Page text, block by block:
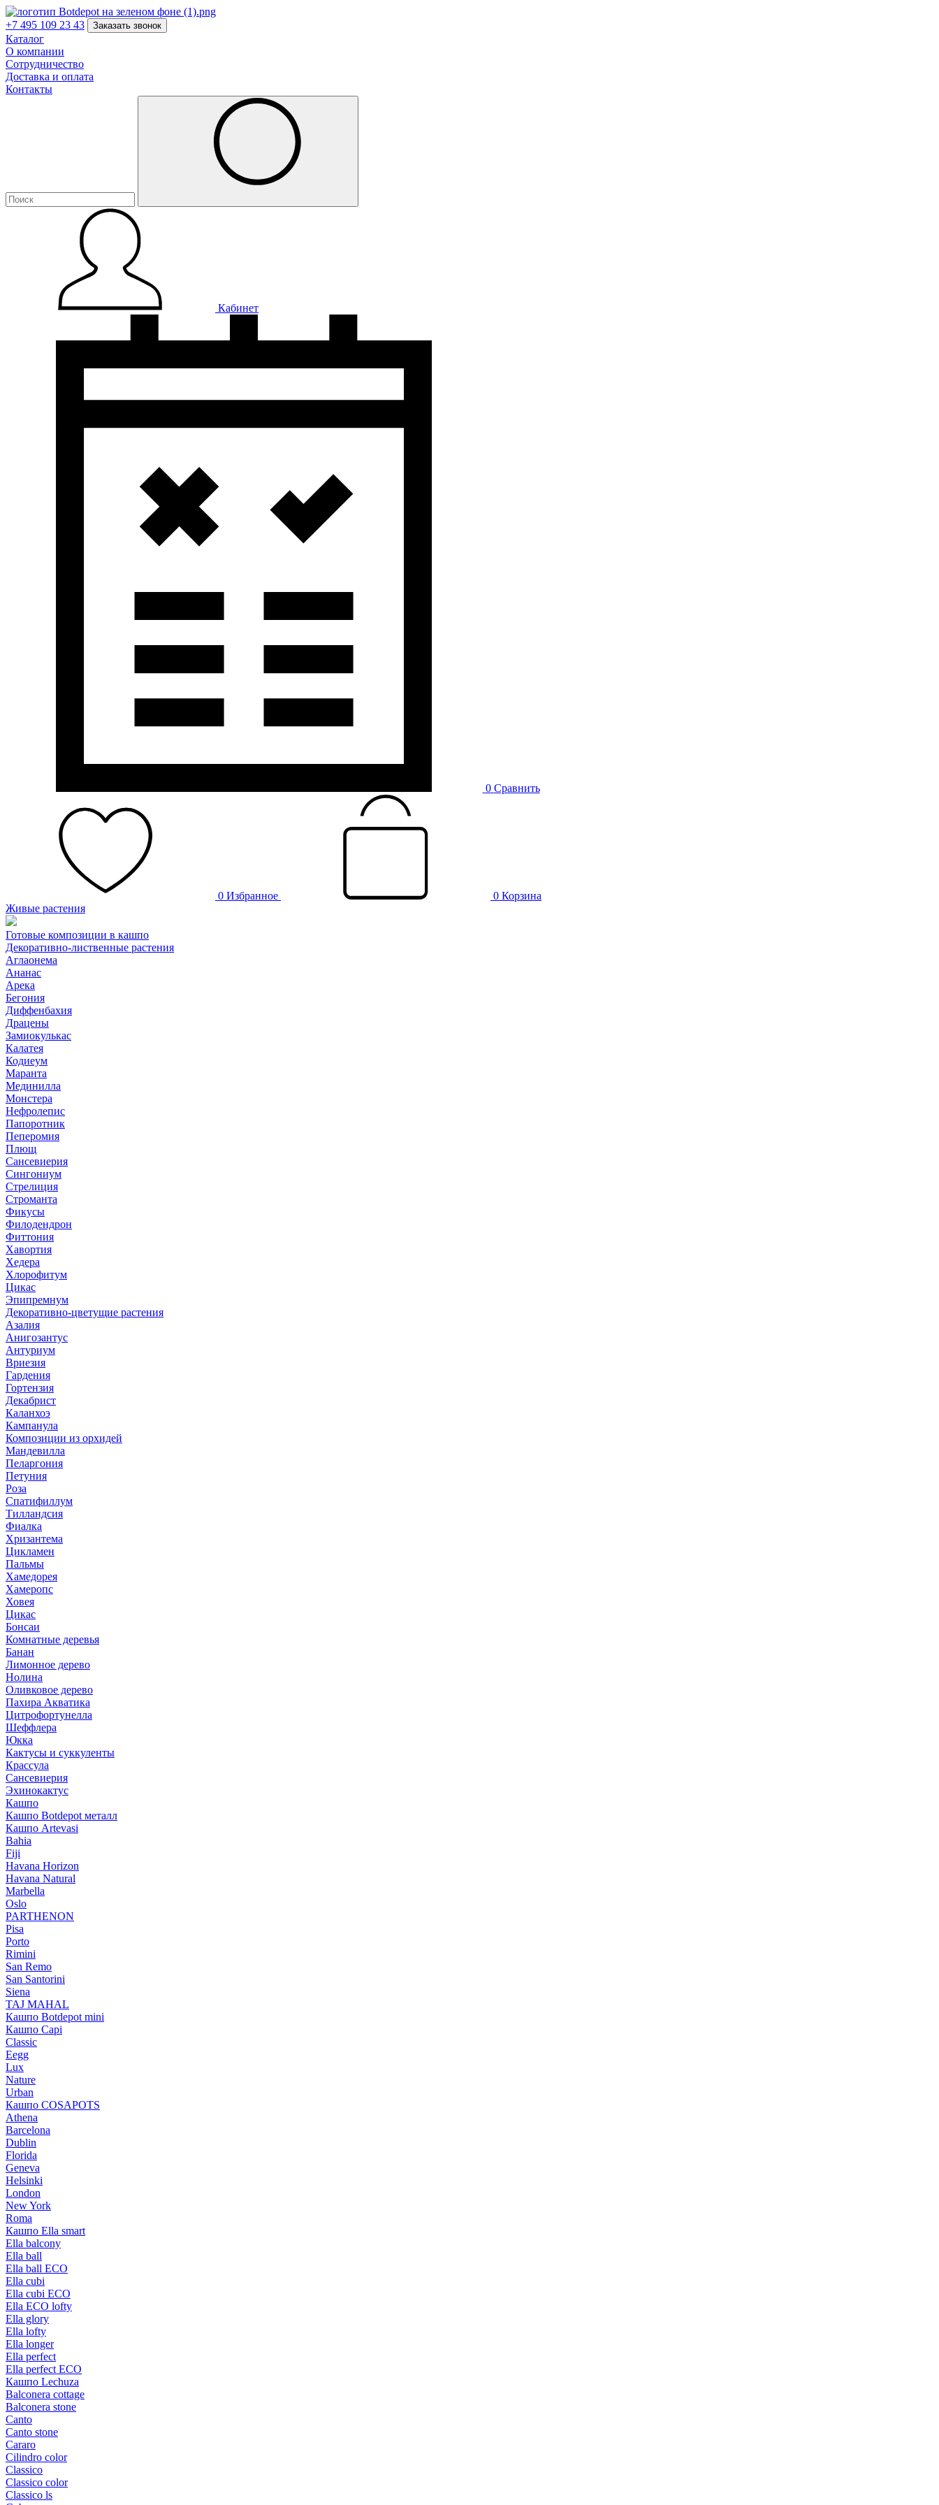
+7 495 109 23 43 Заказать звонок
Каталог
О компании
Сотрудничество
Доставка и оплата
Контакты
Кабинет
0 Сравнить
0 Избранное 0 Корзина
Живые растения
Готовые композиции в кашпо
Декоративно-лиственные растения
Аглаонема
Ананас
Арека
Бегония
Диффенбахия
Драцены
Замиокулькас
Калатея
Кодиеум
Маранта
Мединилла
Монстера
Нефролепис
Папоротник
Пеперомия
Плющ
Сансевиерия
Сингониум
Стрелиция
Строманта
Фикусы
Филодендрон
Фиттония
Хавортия
Хедера
Хлорофитум
Цикас
Эпипремнум
Декоративно-цветущие растения
Азалия
Анигозантус
Антуриум
Вриезия
Гардения
Гортензия
Декабрист
Каланхоэ
Кампанула
Композиции из орхидей
Мандевилла
Пеларгония
Петуния
Роза
Спатифиллум
Тилландсия
Фиалка
Хризантема
Цикламен
Пальмы
Хамедорея
Хамеропс
Ховея
Цикас
Бонсаи
Комнатные деревья
Банан
Лимонное дерево
Нолина
Оливковое дерево
Пахира Акватика
Цитрофортунелла
Шеффлера
Юкка
Кактусы и суккуленты
Крассула
Сансевиерия
Эхинокактус
Кашпо
Кашпо Botdepot металл
Кашпо Artevasi
Bahia
Fiji
Havana Horizon
Havana Natural
Marbella
Oslo
PARTHENON
Pisa
Porto
Rimini
San Remo
San Santorini
Siena
TAJ MAHAL
Кашпо Botdepot mini
Кашпо Capi
Classic
Eegg
Lux
Nature
Urban
Кашпо COSAPOTS
Athena
Barcelona
Dublin
Florida
Geneva
Helsinki
London
New York
Roma
Кашпо Ella smart
Ella balcony
Ella ball
Ella ball ECO
Ella cubi
Ella cubi ECO
Ella ECO lofty
Ella glory
Ella lofty
Ella longer
Ella perfect
Ella perfect ECO
Кашпо Lechuza
Balconera cottage
Balconera stone
Canto
Canto stone
Cararo
Cilindro color
Classico
Classico color
Classico ls